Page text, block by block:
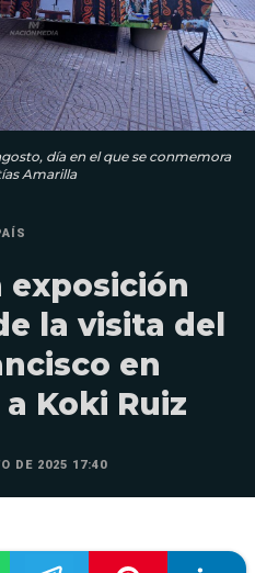
día en el que se conmemora
Amarilla
exposición
la visita del
en
Koki Ruiz
DE 2025 17:40